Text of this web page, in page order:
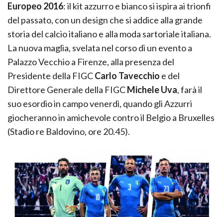
Europeo 2016: il kit azzurro e bianco si ispira ai trionfi
del passato, con un design che si addice alla grande
storia del calcio italiano e alla moda sartoriale italiana.
La nuova maglia, svelata nel corso di un evento a
Palazzo Vecchio a Firenze, alla presenza del
Presidente della FIGCCarlo Tavecchio e del
Direttore Generale della FIGCMichele Uva, farà il
suo esordio in campo venerdì, quando gli Azzurri
giocheranno in amichevole contro il Belgio a Bruxelles
(Stadio re Baldovino, ore 20.45).